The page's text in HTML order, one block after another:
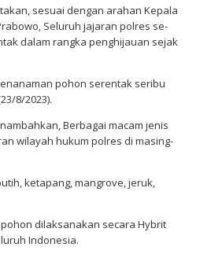
sesuai dengan arahan Kepala
Seluruh jajaran polres se-
dalam rangka penghijauan sejak
pohon serentak seribu
8/2023).
Berbagai macam jenis
wilayah hukum polres di masing-
ketapang, mangrove, jeruk,
dilaksanakan secara Hybrit
Indonesia.